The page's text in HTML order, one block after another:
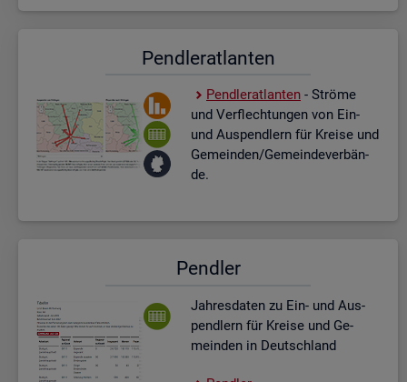
Pend­ler­at­lan­ten
Pend­ler­at­lan­ten - Strö­me
und Ver­flech­tun­gen von Ein-
und Aus­pend­lern für Krei­se und
Ge­mein­den/Ge­mein­de­ver­bän­
de.
Pend­ler
Jah­res­da­ten zu Ein- und Aus­
pend­lern für Krei­se und Ge­
mein­den in Deutsch­land